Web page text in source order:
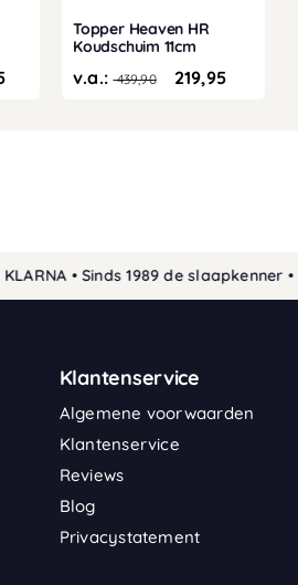
Topper Heaven HR
Koudschuim 11cm
v.a.:439,90 219,95
• Sinds 1989 de slaapkenner •
Klantenservice
Algemene voorwaarden
Klantenservice
Reviews
Blog
Privacystatement